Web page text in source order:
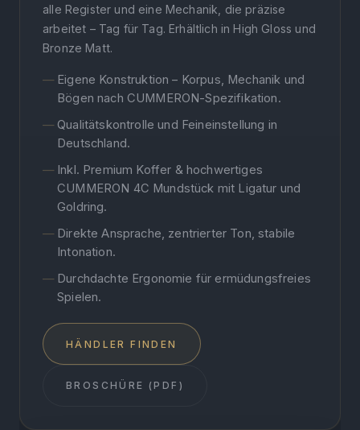
alle Register und eine Mechanik, die präzise
arbeitet – Tag für Tag. Erhältlich in High Gloss und
Bronze Matt.
Eigene Konstruktion – Korpus, Mechanik und
Bögen nach CUMMERON-Spezifikation.
Qualitätskontrolle und Feineinstellung in
Deutschland.
Inkl. Premium Koffer & hochwertiges
CUMMERON 4C Mundstück mit Ligatur und
Goldring.
Direkte Ansprache, zentrierter Ton, stabile
Intonation.
Durchdachte Ergonomie für ermüdungsfreies
Spielen.
HÄNDLER FINDEN
BROSCHÜRE (PDF)